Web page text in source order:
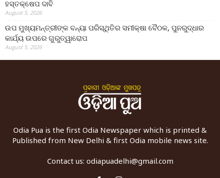
ହସ୍ତକ୍ଷେପ ଦାବି
August 5, 2026
ଉପ ମୁଖ୍ୟମନ୍ତ୍ରୀଙ୍କ ବନ୍ୟା ପରିସ୍ଥିତିର ସମୀକ୍ଷା ବୈଠକ, ପୁନରୁଦ୍ଧାର
କାର୍ଯ୍ୟ ଉପରେ ଗୁରୁତ୍ୱାରୋପ
August 5, 2026
Odia Pua is the first Odia Newspaper which is printed &
Published from New Delhi & first Odia mobile news site.
Contact us: odiapuadelhi@gmail.com